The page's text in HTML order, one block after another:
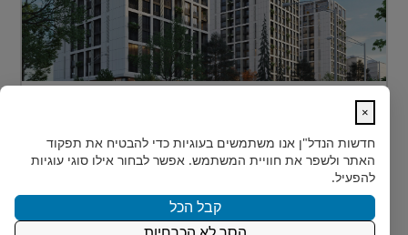
כשחושבים על השקעות נדל"ן מעבר לים, מדינה אחת
נמצאת בשנים האחרונות בראש הרשימה של משקיעים
ישראלים רבים: גאורגיה. ...
×
חדשות הנדל"ן אנו משתמשים בעוגיות כדי להבטיח את תפקוד
האתר ולשפר את חוויית המשתמש. אפשר לבחור אילו סוגי עוגיות
להפעיל.
קבל הכל